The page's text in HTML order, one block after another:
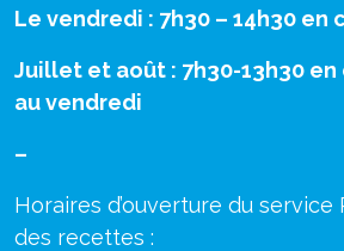
Le vendredi : 7h30 – 14h30 en
Juillet et août : 7h30-13h30
au vendredi
–
Horaires d’ouverture du service
des recettes :